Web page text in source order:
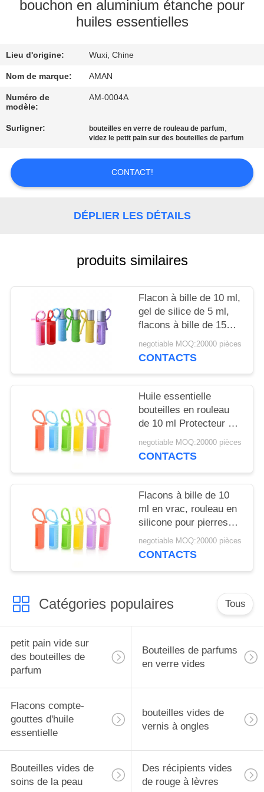
PROPOS
VISITE
DE
CONTRÔLE
QUALITÉ
CONTACTEZ-
NOUVELLES
DEMANDEZ
DEVIS
PLAN
POLICY
bouchon en aluminium étanche pour
huiles essentielles
Lieu d'origine: Wuxi, Chine
Nom de marque: AMAN
Numéro de
modèle:
AM-0004A
Surligner: bouteilles en verre de rouleau de parfum,
videz le petit pain sur des bouteilles de parfum
CONTACT!
DÉPLIER LES DÉTAILS
produits similaires
Flacon à bille de 10 ml,
gel de silice de 5 ml,
flacons à bille de 15
ml, portable, monté sur
cordon, flacon à bille
pour flacon
negotiable MOQ:20000 pièces
CONTACTS
Huile essentielle
bouteilles en rouleau
de 10 ml Protecteur à
manches en silicone
coloré Pour les
negotiable MOQ:20000 pièces
CONTACTS
Flacons à bille de 10
ml en vrac, rouleau en
silicone pour pierres
précieuses, support
pour flacons roll-on de
protection de voyage
negotiable MOQ:20000 pièces
CONTACTS
Catégories populaires Tous
petit pain vide sur
des bouteilles de
parfum
Bouteilles de parfums
en verre vides
Flacons compte-
gouttes d'huile
essentielle
bouteilles vides de
vernis à ongles
Bouteilles vides de
soins de la peau
Des récipients vides
de rouge à lèvres